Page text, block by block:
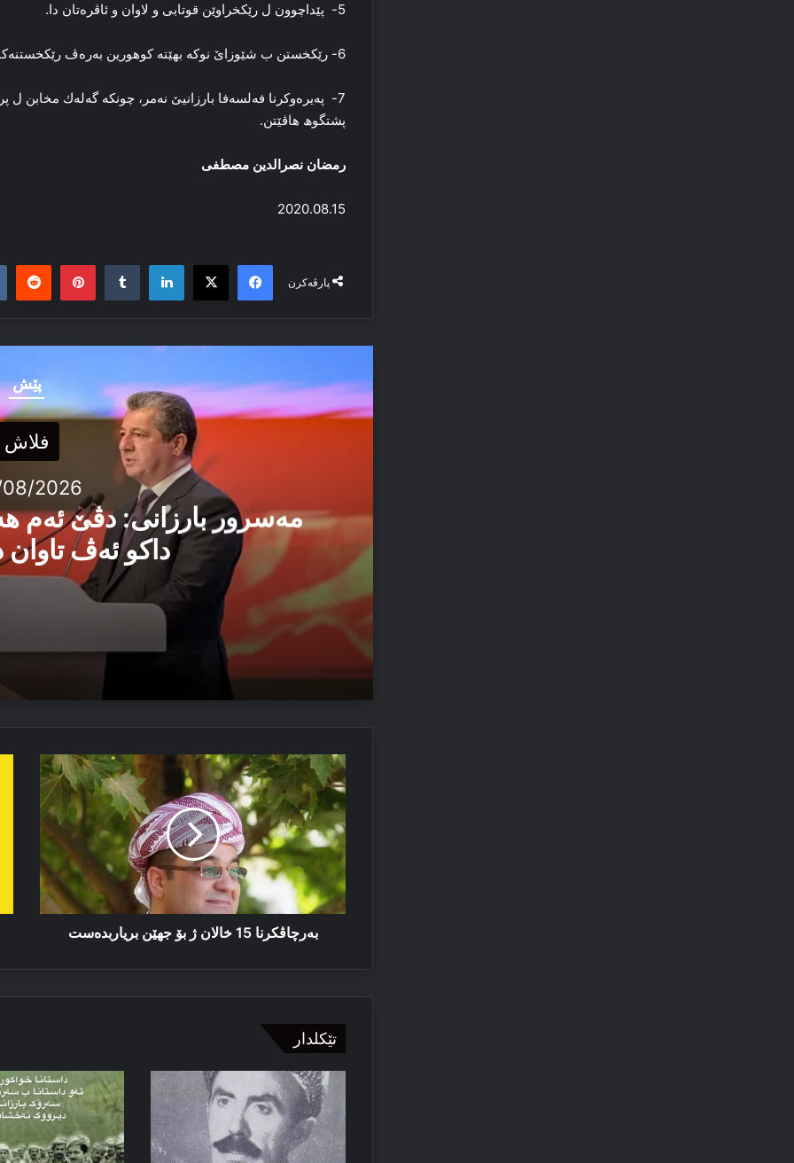
5- پێداچوون ل رێکخراوێن قوتابی و لاوان و ئاڤرەتان دا.
6- رێکخستن ب شێوزاێ نوکە بهێتە کوهورین بەرەڤ رێکخستنەکا سەردەمیانە.
7- پەیرەوکرنا فەلسەفا بارزانیێ نەمر، چونکە گەلەك مخابن ل
پشتگوھ هاڤێتن.
رمضان نصرالدین مصطفی
2020.08.15
پارڤەکرن
Facebook
X
LinkedIn
Tumblr
پێش
فلاش
2026
مەسرور بارزانی: دڤێ ئەم
داکو ئەڤ تاوان
04/08/2026
مەسرور بارزانی: دڤێ ئەم هەموو ب هەڤ را کاربکن
ئێزدیۆ رابە ژ خەوێ
بەرچاڤكرنا
15
خالان
ژ
بۆ
جھێن
بریاربدەست
بەرچاڤكرنا 15 خالان ژ بۆ جھێن بریاربدەست
تێکلدار